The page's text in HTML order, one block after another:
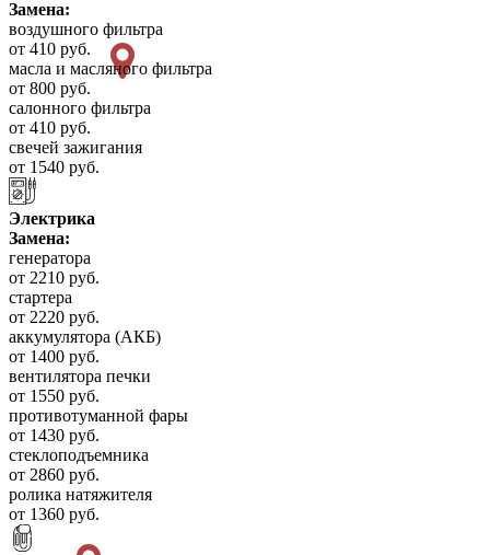
Замена:
воздушного фильтра
от 410 руб.
масла и масляного фильтра
от 800 руб.
салонного фильтра
от 410 руб.
свечей зажигания
от 1540 руб.
Электрика
Замена:
генератора
от 2210 руб.
стартера
от 2220 руб.
аккумулятора (АКБ)
от 1400 руб.
вентилятора печки
от 1550 руб.
противотуманной фары
от 1430 руб.
стеклоподъемника
от 2860 руб.
ролика натяжителя
от 1360 руб.